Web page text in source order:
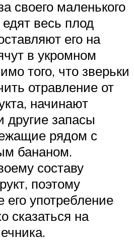
своего маленького
весь плод
его на
в укромном
того, что зверьки
отравление от
начинают
другие запасы
рядом с
бананом.
составу
поэтому
его употребление
сказаться на